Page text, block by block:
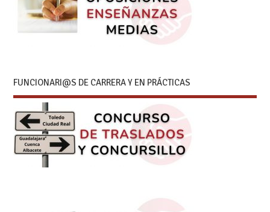
FUNCIONARI@S DE CARRERA Y EN PRÁCTICAS